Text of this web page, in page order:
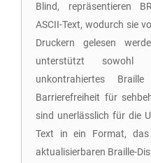
Blind, repräsentieren
ASCII-Text, wodurch sie
Druckern gelesen
unterstützt sowohl
unkontrahiertes
Barrierefreiheit für
sind unerlässlich für die
Text in ein Format, das
aktualisierbaren Braille-